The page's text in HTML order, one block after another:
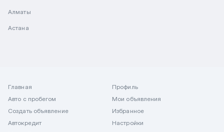
Алматы
Астана
Главная
Авто с пробегом
Создать объявление
Автокредит
Профиль
Мои объявления
Избранное
Настройки